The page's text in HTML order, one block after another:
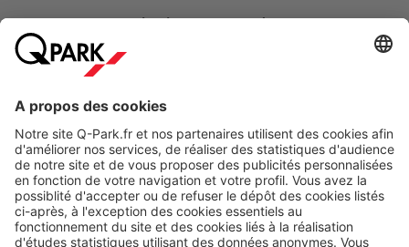
Modes de paiement en ligne
A propos
Nos produits